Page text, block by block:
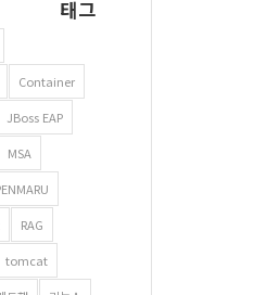
태그
Container
JBoss EAP
MSA
RAG
tomcat